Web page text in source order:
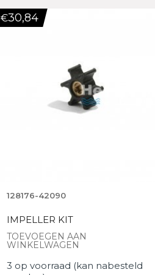
128176-42090
IMPELLER KIT
TOEVOEGEN AAN
WINKELWAGEN
€30,84
3 op voorraad (kan nabesteld